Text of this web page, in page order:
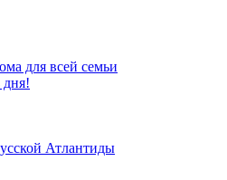
для всей семьи
дня!
Атлантиды